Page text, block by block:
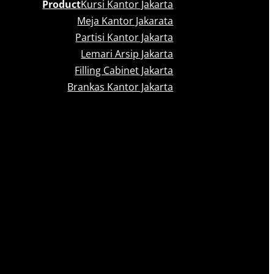
ProductKursi Kantor Jakarta
Meja Kantor Jakarata
Partisi Kantor Jakarta
Lemari Arsip Jakarta
Filling Cabinet Jakarta
Brankas Kantor Jakarta